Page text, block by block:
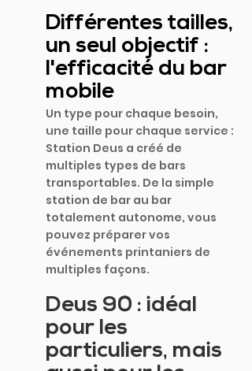
Différentes tailles,
un seul objectif :
l'efficacité du bar
mobile
Un type pour chaque besoin,
une taille pour chaque service :
Station Deus a créé de
multiples types de bars
transportables. De la simple
station de bar au bar
totalement autonome, vous
pouvez préparer vos
événements printaniers de
multiples façons.
Deus 90 : idéal
pour les
particuliers, mais